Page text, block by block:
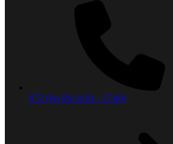
672 (Po-Pá: 8:30 - 17:00)